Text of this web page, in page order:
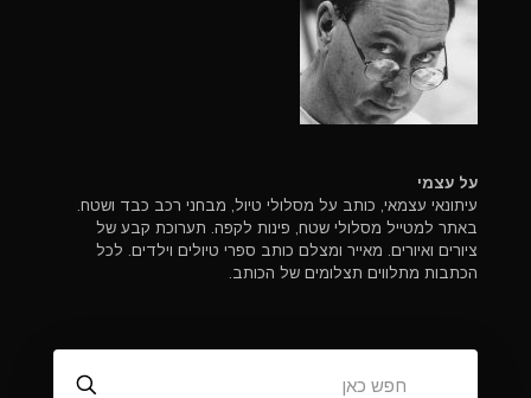
על עצמי
עיתונאי עצמאי, כותב על מסלולי טיול, מבחני רכב כבד ושטח.
באתר למטייל מסלולי שטח, פינות לקפה. תערוכת קבע של
ציורים ואיורים. מאייר ומצלם כותב ספרי טיולים וילדים. לכל
הכתבות מתלווים תצלומים של הכותב.